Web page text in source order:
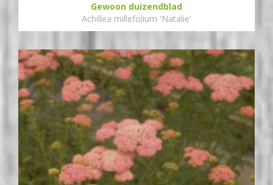
Gewoon duizendblad
Achillea millefolium 'Natalie'